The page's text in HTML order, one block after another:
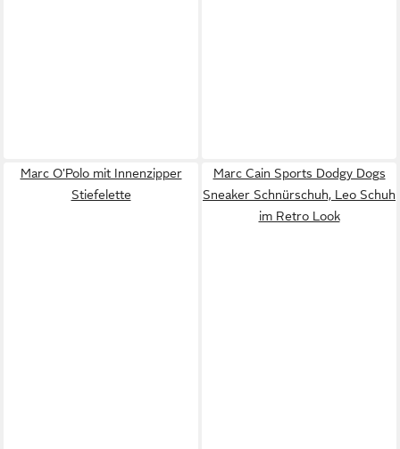
Marc O'Polo mit Innenzipper
Stiefelette
Marc Cain Sports Dodgy Dogs
Sneaker Schnürschuh, Leo Schuh
im Retro Look